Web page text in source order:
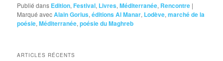
Publié dans Edition,Festival, Livres,Méditerranée, Rencontre |
Marqué avecAlain Gorius,éditions Al Manar, Lodève,marché de la
poésie,Méditerranée,poésie du Maghreb
ARTICLES RÉCENTS